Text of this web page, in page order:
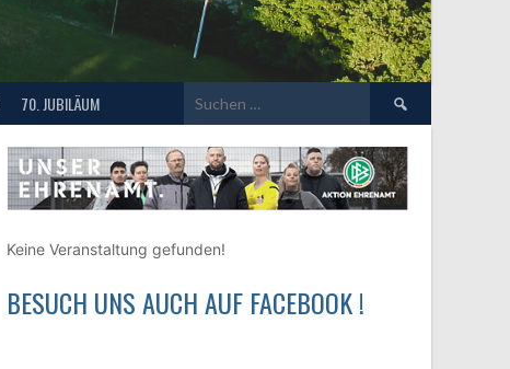
70. JUBILÄUM
Suchen
nach:
Keine Veranstaltung gefunden!
BESUCH UNS AUCH AUF FACEBOOK !